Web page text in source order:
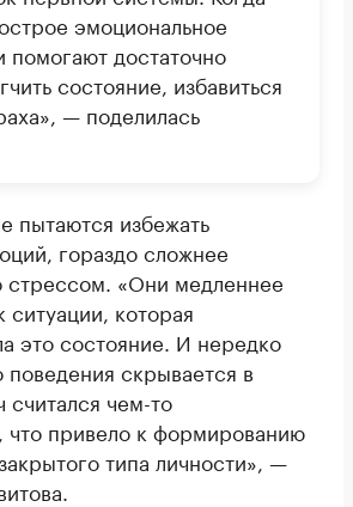
эмоциональное
помогают достаточно
состояние, избавиться
— поделилась
пытаются избежать
гораздо сложнее
стрессом. «Они медленнее
ситуации, которая
это состояние. И нередко
поведения скрывается в
считался чем-то
привело к формированию
типа личности», —